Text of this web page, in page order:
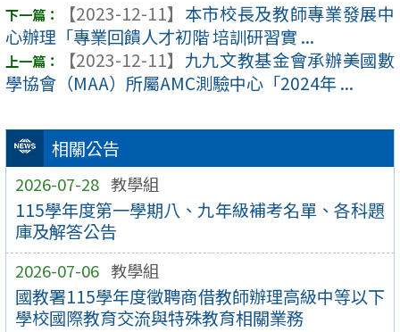
相關公告
2026-07-28 教學組
115學年度第一學期八、九年級補考名單、各科題
庫及解答公告
2026-07-06 教學組
國教署115學年度徵聘商借教師辦理高級中等以下
學校國際教育交流與特殊教育相關業務
【2023-12-11】 本市校長及教師專業發展中
心辦理「專業回饋人才初階 培訓研習實 ...
【2023-12-11】 九九文教基金會承辦美國數
學協會（MAA）所屬AMC測驗中心「2024年 ...